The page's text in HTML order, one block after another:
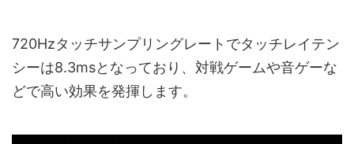
720Hzタッチサンプリングレートでタッチレイテン
シーは8.3msとなっており、対戦ゲームや音ゲーな
どで高い効果を発揮します。